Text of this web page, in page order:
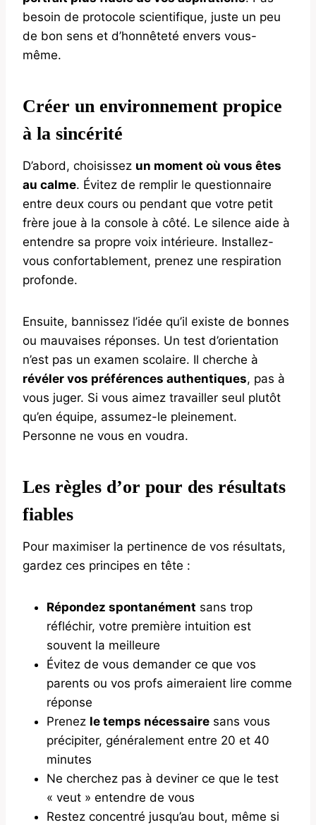
besoin de protocole scientifique, juste un peu
de bon sens et d’honnêteté envers vous-
même.
Créer un environnement propice
à la sincérité
D’abord, choisissez un moment où vous êtes
au calme. Évitez de remplir le questionnaire
entre deux cours ou pendant que votre petit
frère joue à la console à côté. Le silence aide à
entendre sa propre voix intérieure. Installez-
vous confortablement, prenez une respiration
profonde.
Ensuite, bannissez l’idée qu’il existe de bonnes
ou mauvaises réponses. Un test d’orientation
n’est pas un examen scolaire. Il cherche à
révéler vos préférences authentiques, pas à
vous juger. Si vous aimez travailler seul plutôt
qu’en équipe, assumez-le pleinement.
Personne ne vous en voudra.
Les règles d’or pour des résultats
fiables
Pour maximiser la pertinence de vos résultats,
gardez ces principes en tête :
Répondez spontanément sans trop
réfléchir, votre première intuition est
souvent la meilleure
Évitez de vous demander ce que vos
parents ou vos profs aimeraient lire comme
réponse
Prenez le temps nécessaire sans vous
précipiter, généralement entre 20 et 40
minutes
Ne cherchez pas à deviner ce que le test
« veut » entendre de vous
Restez concentré jusqu’au bout, même si